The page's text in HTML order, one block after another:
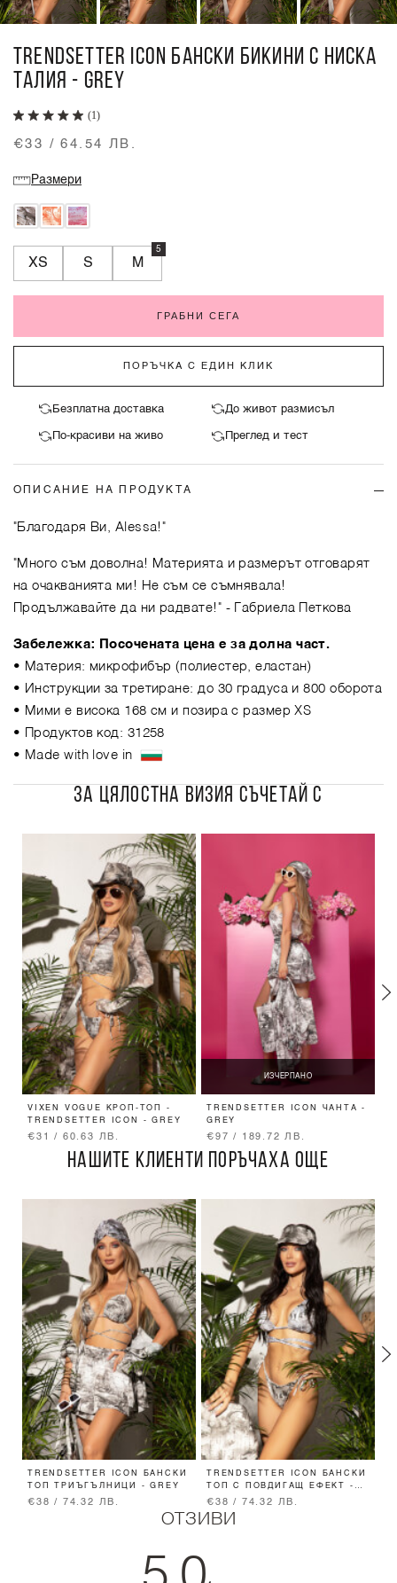
TRENDSETTER ICON БАНСКИ БИКИНИ С НИСКА
ТАЛИЯ - GREY
(1)
€33 / 64.54 ЛВ.
Размери
XS S M
5
ГРАБНИ СЕГА
ПОРЪЧКА С ЕДИН КЛИК
Безплатна доставка До живот размисъл
По-красиви на живо Преглед и тест
ОПИСАНИЕ НА ПРОДУКТА
"Благодаря Ви, Alessa!"
"Много съм доволна! Материята и размерът отговарят
на очакванията ми! Не съм се съмнявала!
Продължавайте да ни радвате!" - Габриела Петкова
Забележка: Посочената цена е за долна част.
• Материя: микрофибър (полиестер, еластан)
• Инструкции за третиране: до 30 градуса и 800 оборота
• Мими е висока 168 см и позира с размер XS
• Продуктов код: 31258
• Made with love in
ЗА ЦЯЛОСТНА ВИЗИЯ СЪЧЕТАЙ С
VIXEN VOGUE КРОП-ТОП -
TRENDSETTER ICON - GREY
€31 / 60.63 ЛВ.
ИЗЧЕРПАНО
TRENDSETTER ICON ЧАНТА -
GREY
€97 / 189.72 ЛВ.
НАШИТЕ КЛИЕНТИ ПОРЪЧАХА ОЩЕ
TRENDSETTER ICON БАНСКИ
ТОП ТРИЪГЪЛНИЦИ - GREY
€38 / 74.32 ЛВ.
TRENDSETTER ICON БАНСКИ
ТОП С ПОВДИГАЩ ЕФЕКТ -
GREY
€38 / 74.32 ЛВ.
ОТЗИВИ